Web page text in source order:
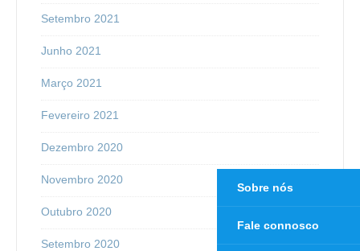
Setembro 2021
Junho 2021
Março 2021
Fevereiro 2021
Dezembro 2020
Novembro 2020
Outubro 2020
Setembro 2020
Sobre nós
Fale connosco